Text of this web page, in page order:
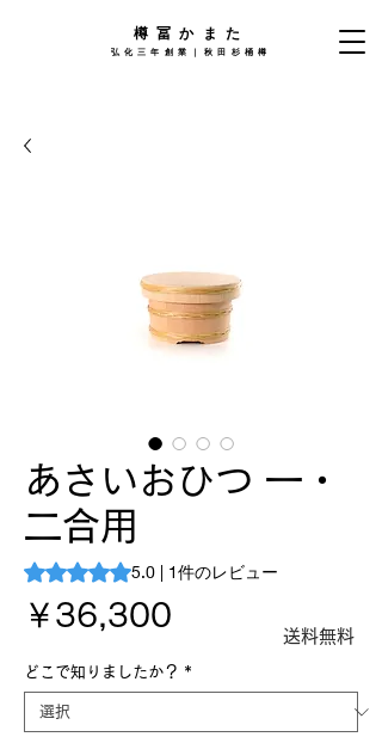
樽󠄀冨かまた
弘化三年創業｜秋田杉桶樽
あさいおひつ 一・
二合用
評価は1件のレビューに基づき、5つ星中
5.0 | 1件のレビュー
￥36,300
どこで知りましたか？ *
送料無料